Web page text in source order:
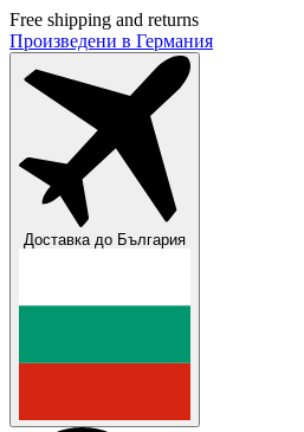
Free shipping and returns
Произведени в Германия
Доставка до България